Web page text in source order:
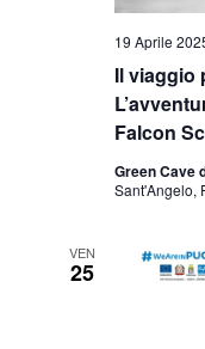
Il viaggio
Falcon
19 Aprile
Green Cave
Sant'Angelo,
VEN
25